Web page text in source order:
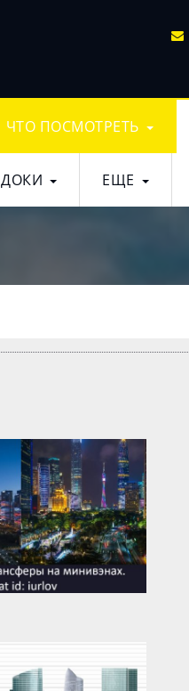
ЧТО ПОСМОТРЕТЬ
ДОКИ ЕЩЕ